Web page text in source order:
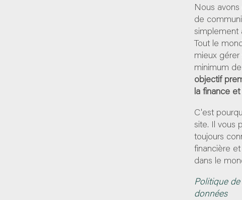
Nous
de
simplement
Tout le
mieux
minimum
objectif
la finance
C'est
site. Il vous
toujours
financière
dans le
Politique
données